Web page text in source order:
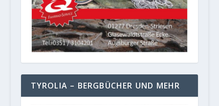
TYROLIA – BERGBÜCHER UND MEHR